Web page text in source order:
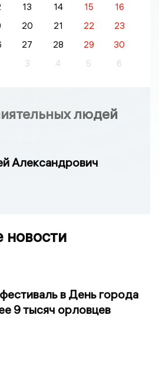
13 14 15
16
20 21 22
23
27 28 29
30
3 4 5 6
людей
Александрович
новости
в День города
9 тысяч орловцев